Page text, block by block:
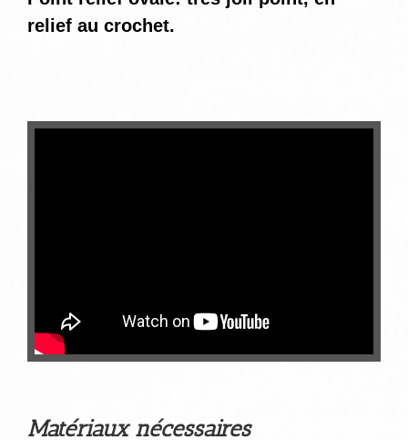
relief au crochet.
Matériaux nécessaires